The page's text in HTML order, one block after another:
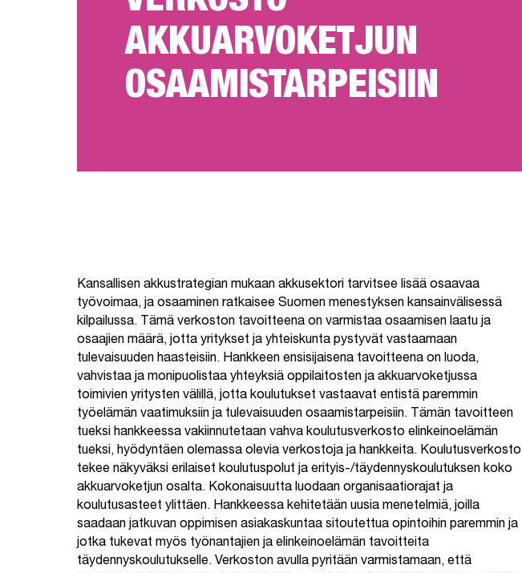
AKKUARVOKETJUN
OSAAMISTARPEISIIN
Kansallisen akkustrategian mukaan akkusektori tarvitsee lisää osaavaa
työvoimaa, ja osaaminen ratkaisee Suomen menestyksen kansainvälisessä
kilpailussa. Tämä verkoston tavoitteena on varmistaa osaamisen laatu ja
osaajien määrä, jotta yritykset ja yhteiskunta pystyvät vastaamaan
tulevaisuuden haasteisiin. Hankkeen ensisijaisena tavoitteena on luoda,
vahvistaa ja monipuolistaa yhteyksiä oppilaitosten ja akkuarvoketjussa
toimivien yritysten välillä, jotta koulutukset vastaavat entistä paremmin
työelämän vaatimuksiin ja tulevaisuuden osaamistarpeisiin. Tämän tavoitteen
tueksi hankkeessa vakiinnutetaan vahva koulutusverkosto elinkeinoelämän
tueksi, hyödyntäen olemassa olevia verkostoja ja hankkeita. Koulutusverkosto
tekee näkyväksi erilaiset koulutuspolut ja erityis-/täydennyskoulutuksen koko
akkuarvoketjun osalta. Kokonaisuutta luodaan organisaatiorajat ja
koulutusasteet ylittäen. Hankkeessa kehitetään uusia menetelmiä, joilla
saadaan jatkuvan oppimisen asiakaskuntaa sitoutettua opintoihin paremmin ja
jotka tukevat myös työnantajien ja elinkeinoelämän tavoitteita
täydennyskoulutukselle. Verkoston avulla pyritään varmistamaan, että